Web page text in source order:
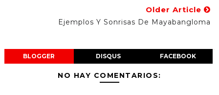
Older Article
Ejemplos Y Sonrisas De Mayabangloma
BLOGGER DISQUS FACEBOOK
NO HAY COMENTARIOS: